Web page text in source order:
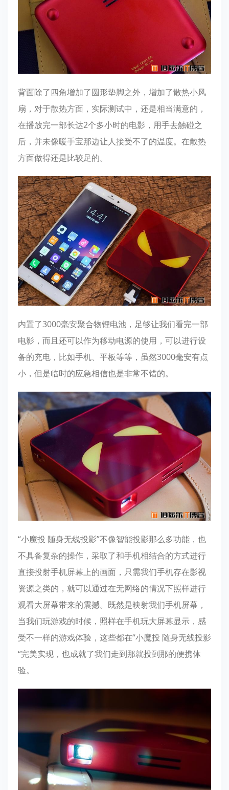
背面除了四角增加了圆形垫脚之外，增加了散热小风
扇，对于散热方面，实际测试中，还是相当满意的，
在播放完一部长达2个多小时的电影，用手去触碰之
后，并未像暖手宝那边让人接受不了的温度。在散热
方面做得还是比较足的。
内置了3000毫安聚合物锂电池，足够让我们看完一部
电影，而且还可以作为移动电源的使用，可以进行设
备的充电，比如手机、平板等等，虽然3000毫安有点
小，但是临时的应急相信也是非常不错的。
“小魔投 随身无线投影”不像智能投影那么多功能，也
不具备复杂的操作，采取了和手机相结合的方式进行
直接投射手机屏幕上的画面，只需我们手机存在影视
资源之类的，就可以通过在无网络的情况下照样进行
观看大屏幕带来的震撼。既然是映射我们手机屏幕，
当我们玩游戏的时候，照样在手机玩大屏幕显示，感
受不一样的游戏体验，这些都在“小魔投 随身无线投影
“完美实现，也成就了我们走到那就投到那的便携体
验。